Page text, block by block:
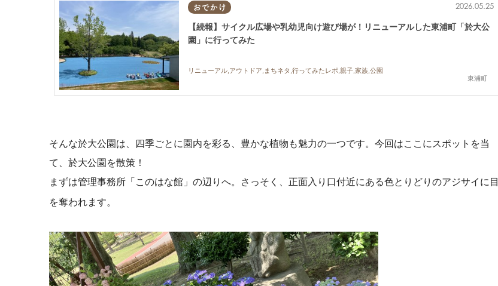
おでかけ
東浦町
2026.05.25
【続報】サイクル広場や乳幼児向け遊び場が！リニューアルした東浦町「於大公
園」に行ってみた
リニューアル,アウトドア,まちネタ,行ってみたレポ,親子,家族,公園
そんな於大公園は、四季ごとに園内を彩る、豊かな植物も魅力の一つです。 今回はここにスポットを当
て、於大公園を散策！
まずは管理事務所 「このはな館」の辺りへ。さっそく、正面入り口付近にある色とりどりのアジサイ に目
を奪われます。